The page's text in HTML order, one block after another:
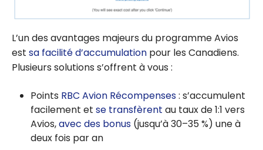
L’un des avantages majeurs du programme Avios
est sa facilité d’accumulation pour les Canadiens.
Plusieurs solutions s’offrent à vous :
Points RBC Avion Récompenses: s’accumulent
facilement et se transfèrent au taux de 1:1 vers
Avios,avec des bonus (jusqu’à 30–35 %) une à
deux fois par an